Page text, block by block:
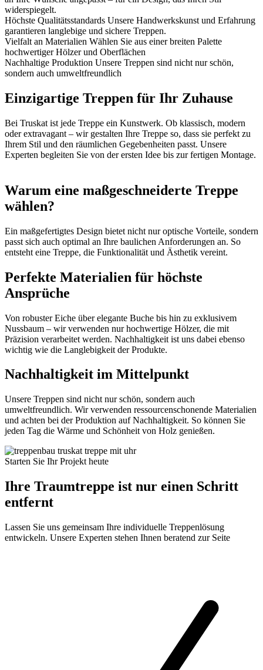
widerspiegelt.
Höchste Qualitätsstandards Unsere Handwerkskunst und Erfahrung
garantieren langlebige und sichere Treppen.
Vielfalt an Materialien Wählen Sie aus einer breiten Palette
hochwertiger Hölzer und Oberflächen
Nachhaltige Produktion Unsere Treppen sind nicht nur schön,
sondern auch umweltfreundlich
Einzigartige Treppen für Ihr Zuhause
Bei Truskat ist jede Treppe ein Kunstwerk. Ob klassisch, modern
oder extravagant – wir gestalten Ihre Treppe so, dass sie perfekt zu
Ihrem Stil und den räumlichen Gegebenheiten passt. Unsere
Experten begleiten Sie von der ersten Idee bis zur fertigen Montage.
Warum eine maßgeschneiderte Treppe
wählen?
Ein maßgefertigtes Design bietet nicht nur optische Vorteile, sondern
passt sich auch optimal an Ihre baulichen Anforderungen an. So
entsteht eine Treppe, die Funktionalität und Ästhetik vereint.
Perfekte Materialien für höchste
Ansprüche
Von robuster Eiche über elegante Buche bis hin zu exklusivem
Nussbaum – wir verwenden nur hochwertige Hölzer, die mit
Präzision verarbeitet werden. Nachhaltigkeit ist uns dabei ebenso
wichtig wie die Langlebigkeit der Produkte.
Nachhaltigkeit im Mittelpunkt
Unsere Treppen sind nicht nur schön, sondern auch
umweltfreundlich. Wir verwenden ressourcenschonende Materialien
und achten bei der Produktion auf Nachhaltigkeit. So können Sie
jeden Tag die Wärme und Schönheit von Holz genießen.
Starten Sie Ihr Projekt heute
Ihre Traumtreppe ist nur einen Schritt
entfernt
Lassen Sie uns gemeinsam Ihre individuelle Treppenlösung
entwickeln. Unsere Experten stehen Ihnen beratend zur Seite